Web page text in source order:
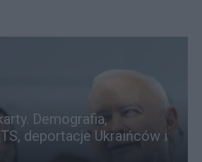
Demografia,
deportacje Ukraińców i